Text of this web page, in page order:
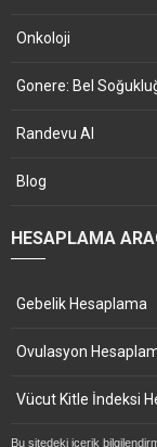
Onkoloji
Gonere: Bel
Randevu Al
Blog
HESAPLAMA
Gebelik Hesaplama
Ovulasyon
Vücut Kitle İndeksi
Bu sitedeki içerik